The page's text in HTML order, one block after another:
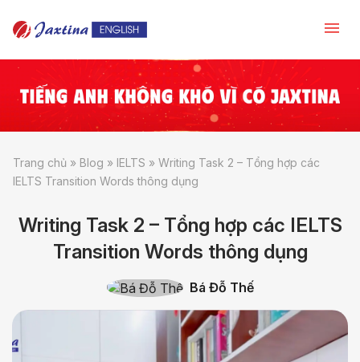
Trang chủ » Blog » IELTS » Writing Task 2 – Tổng hợp các
IELTS Transition Words thông dụng
Writing Task 2 – Tổng hợp các IELTS
Transition Words thông dụng
Bá Đỗ Thế